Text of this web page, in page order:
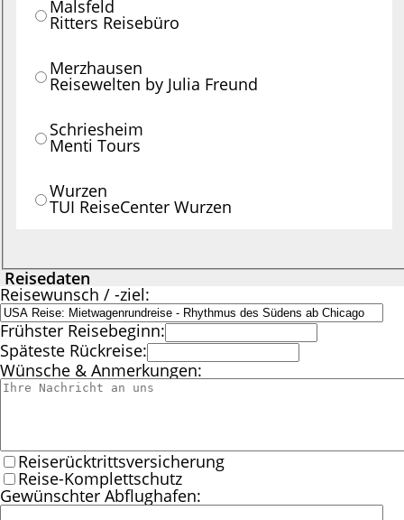
Malsfeld
Ritters Reisebüro
Merzhausen
Reisewelten by Julia Freund
Schriesheim
Menti Tours
Wurzen
TUI ReiseCenter Wurzen
Reisedaten
Reisewunsch / -ziel:
Frühster Reisebeginn:
Späteste Rückreise:
Wünsche & Anmerkungen:
Reiserücktrittsversicherung
Reise-Komplettschutz
Gewünschter Abflughafen: